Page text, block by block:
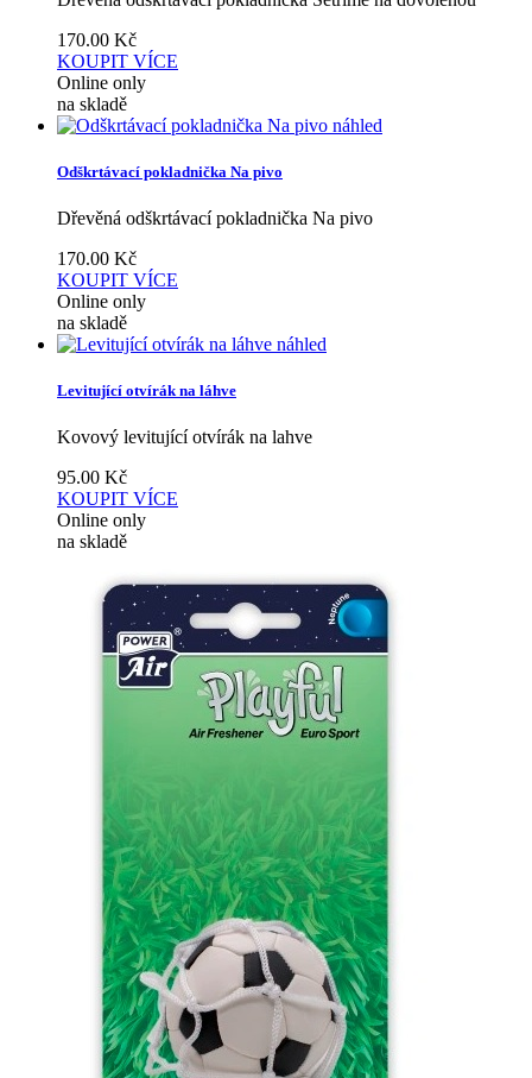
170.00 Kč
KOUPIT VÍCE
Online only
na skladě
náhled
Odškrtávací pokladnička Na pivo
Dřevěná odškrtávací pokladnička Na pivo
170.00 Kč
KOUPIT VÍCE
Online only
na skladě
náhled
Levitující otvírák na láhve
Kovový levitující otvírák na lahve
95.00 Kč
KOUPIT VÍCE
Online only
na skladě